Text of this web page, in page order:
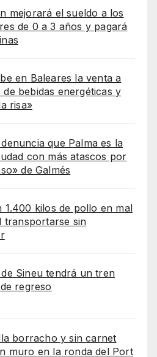
mejorará el sueldo a los
de 0 a 3 años y pagará
en Baleares la venta a
de bebidas energéticas y
risa»
denuncia que Palma es la
con más atascos por
de Galmés
1.400 kilos de pollo en mal
transportarse sin
Sineu tendrá un tren
regreso
borracho y sin carnet
muro en la ronda del Port